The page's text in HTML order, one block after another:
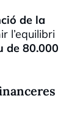
de la
l’equilibri
de 80.000